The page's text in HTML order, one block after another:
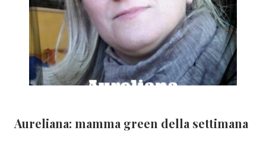
Aureliana: mamma green della settimana